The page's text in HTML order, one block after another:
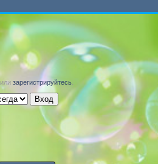
илизарегистрируйтесь